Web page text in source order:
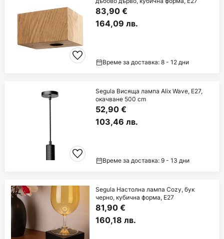
83,90 €
164,09 лв.
Време за доставка: 8 - 12 дни
Segula Висяща лампа Alix Wave, E27,
окачване 500 cm
52,90 €
103,46 лв.
Време за доставка: 9 - 13 дни
Segula Настолна лампа Cozy, бук
черно, кубична форма, E27
81,90 €
160,18 лв.